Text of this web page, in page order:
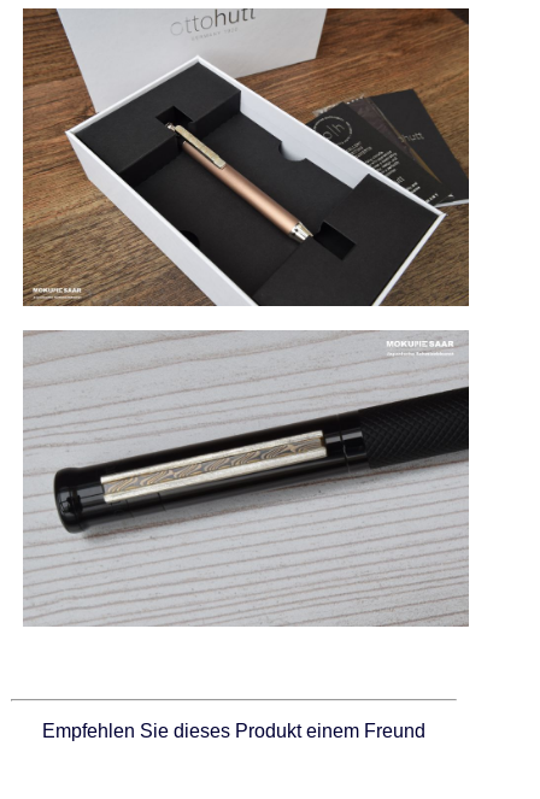
Empfehlen Sie dieses Produkt einem Freund